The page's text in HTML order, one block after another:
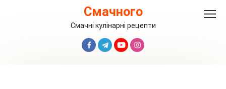
Смачного
Смачні кулінарні рецепти